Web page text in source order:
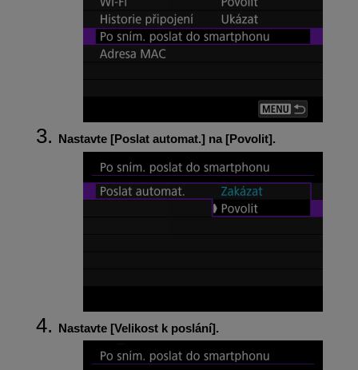
Nastavte [Poslat automat.] na [Povolit].
Nastavte [Velikost k poslání].